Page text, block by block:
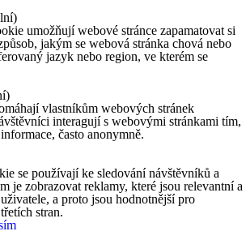
umožňují webové stránce zapamatovat si
jakým se webová stránka chová nebo
jazyk nebo region, ve kterém se
vlastníkům webových stránek
interagují s webovými stránkami tím,
často anonymně.
se používají ke sledování návštěvníků a
je zobrazovat reklamy, které jsou relevantní a
a proto jsou hodnotnější pro
stran.